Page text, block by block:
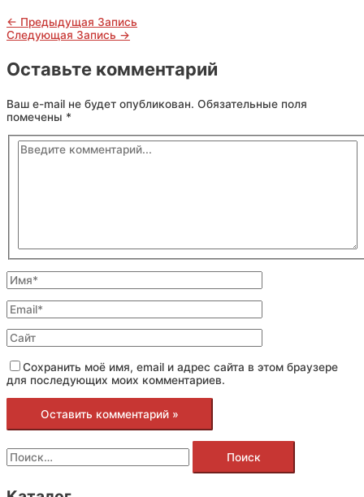
← Предыдущая Запись
Следующая Запись →
Оставьте комментарий
Ваш e-mail не будет опубликован. Обязательные поля
помечены *
Сохранить моё имя, email и адрес сайта в этом браузере
для последующих моих комментариев.